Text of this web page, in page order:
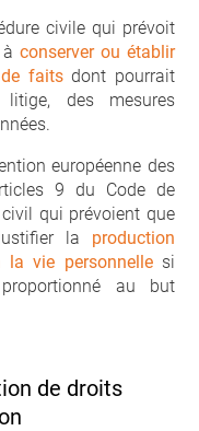
civile qui prévoit
conserver ou établir
faitsdont pourrait
des mesures
européenne des
9 du Code de
qui prévoient que
la production
la vie personnellesi
au but
de droits